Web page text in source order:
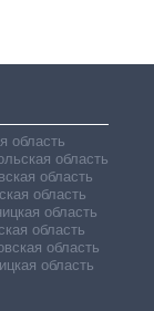
область
область
область
область
область
область
область
область